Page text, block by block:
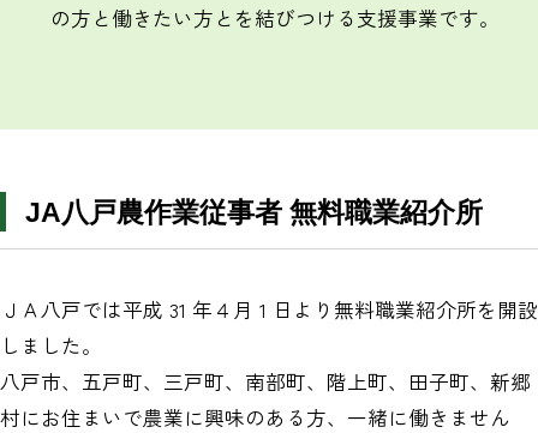
の方と働きたい方とを結びつける支援事業です。
JA八戸農作業従事者 無料職業紹介所
ＪＡ八戸では平成 31 年４月 1 日より無料職業紹介所を開設
しました。
八戸市、五戸町、三戸町、南部町、階上町、田子町、新郷
村にお住まいで農業に興味のある方、一緒に働きません